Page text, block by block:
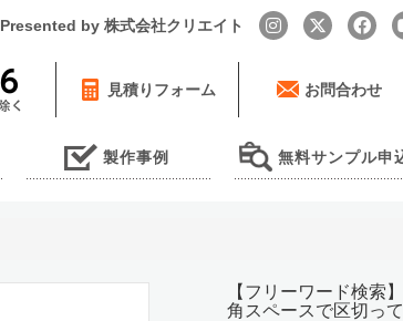
Presented by 株式会社クリエイト
見積りフォーム お問合わせ
製作事例 無料サンプル申
【フリーワード検索
角スペースで区切っ